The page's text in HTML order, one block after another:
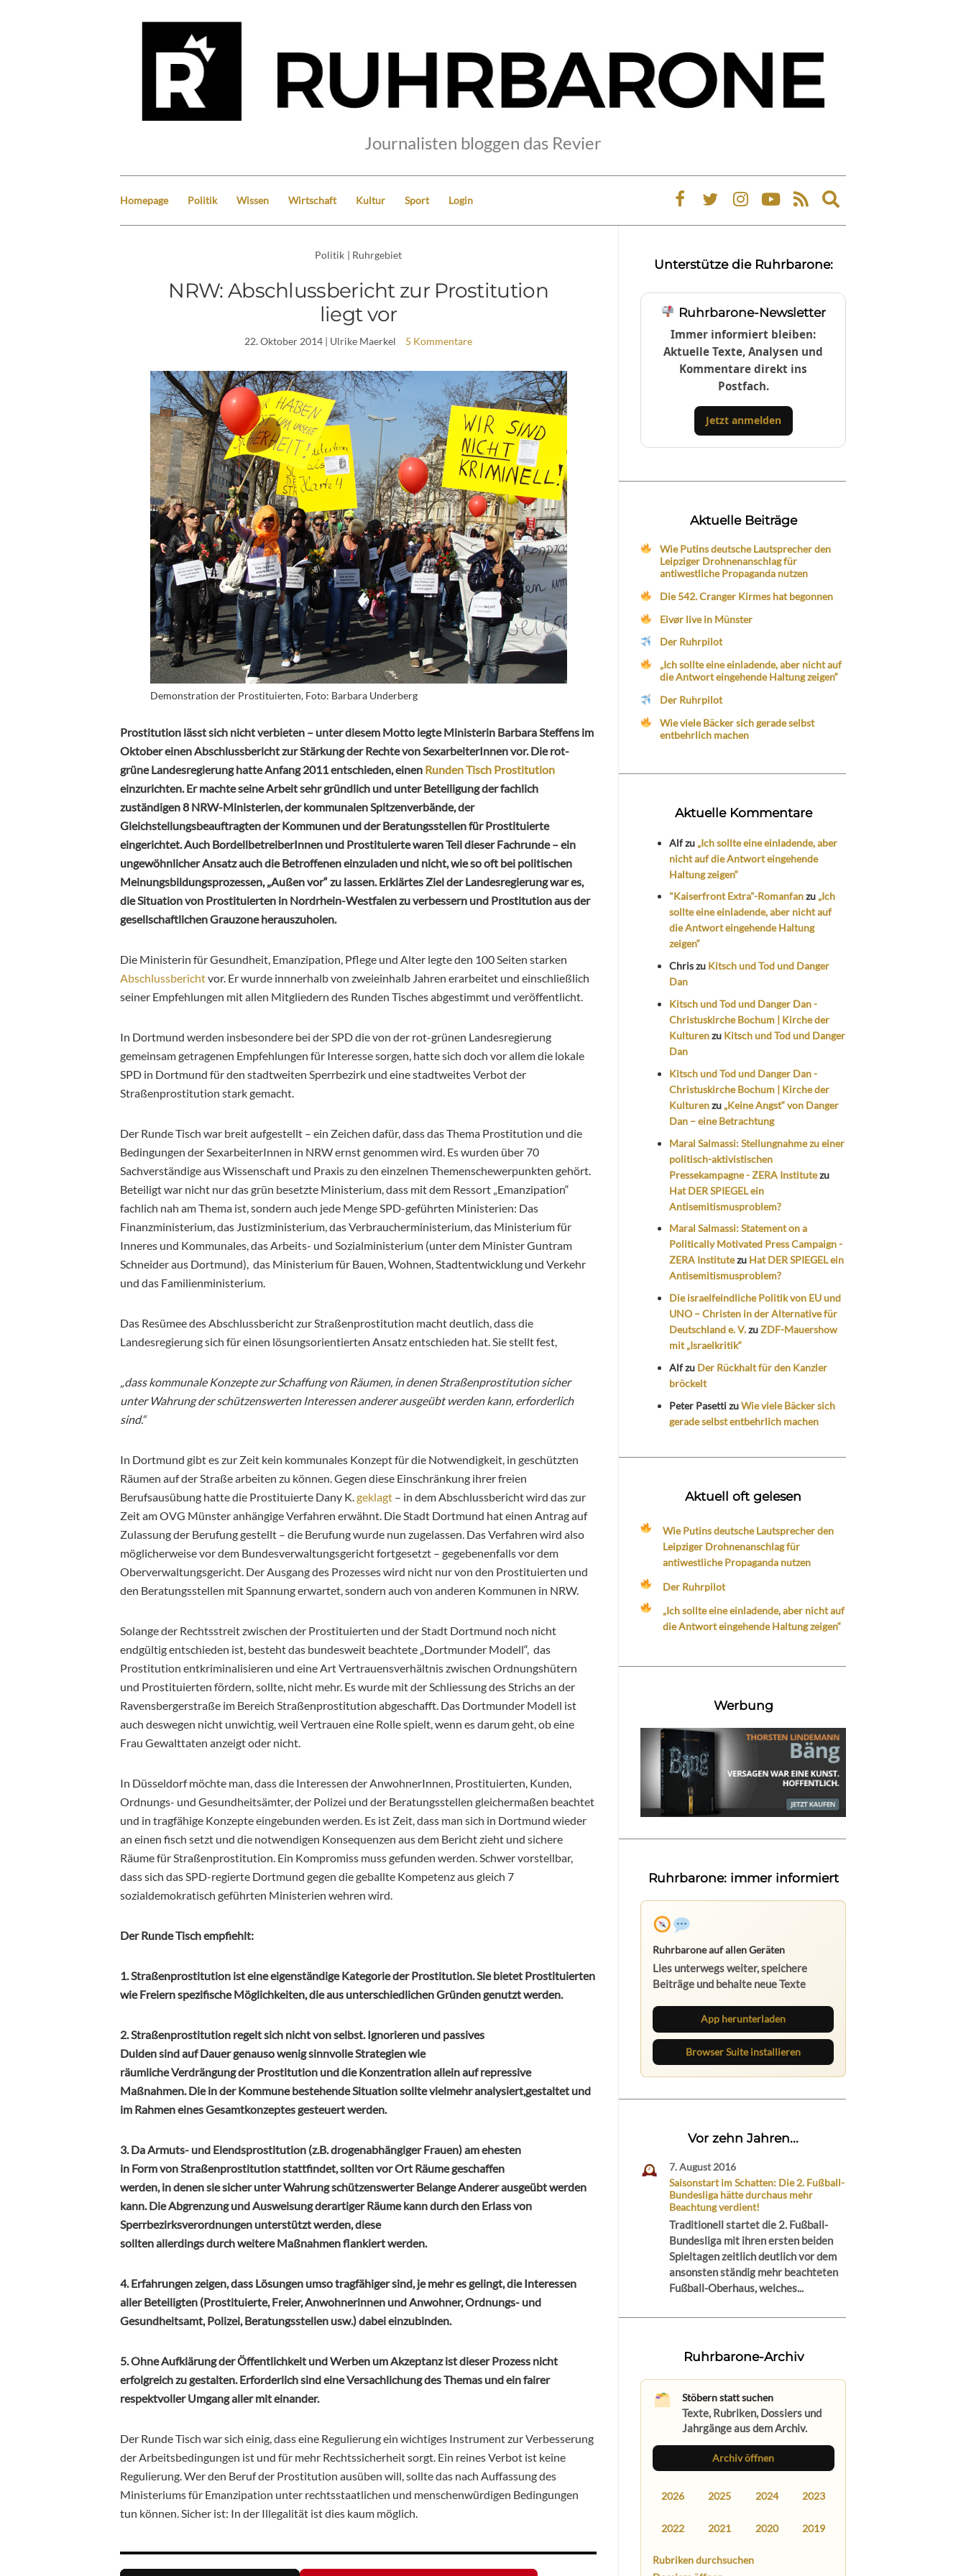
Journalisten bloggen das Revier
Homepage Politik Wissen Wirtschaft Kultur Sport Login
Expand
search
Politik | Ruhrgebiet
NRW: Abschlussbericht zur Prostitution
liegt vor
22. Oktober 2014 | Ulrike Maerkel 5 Kommentare
Demonstration der Prostituierten, Foto: Barbara Underberg
Prostitution lässt sich nicht verbieten – unter diesem Motto legte Ministerin Barbara Steffens im
Oktober einen Abschlussbericht zur Stärkung der Rechte von SexarbeiterInnen vor. Die rot-
grüne Landesregierung hatte Anfang 2011 entschieden, einen Runden Tisch Prostitution
einzurichten. Er machte seine Arbeit sehr gründlich und unter Beteiligung der fachlich
zuständigen 8 NRW-Ministerien, der kommunalen Spitzenverbände, der
Gleichstellungsbeauftragten der Kommunen und der Beratungsstellen für Prostituierte
eingerichtet. Auch BordellbetreiberInnen und Prostituierte waren Teil dieser Fachrunde – ein
ungewöhnlicher Ansatz auch die Betroffenen einzuladen und nicht, wie so oft bei politischen
Meinungsbildungsprozessen, „Außen vor“ zu lassen. Erklärtes Ziel der Landesregierung war es,
die Situation von Prostituierten in Nordrhein-Westfalen zu verbessern und Prostitution aus der
gesellschaftlichen Grauzone herauszuholen.
Die Ministerin für Gesundheit, Emanzipation, Pflege und Alter legte den 100 Seiten starken
Abschlussberichtvor. Er wurde innnerhalb von zweieinhalb Jahren erarbeitet und einschließlich
seiner Empfehlungen mit allen Mitgliedern des Runden Tisches abgestimmt und veröffentlicht.
In Dortmund werden insbesondere bei der SPD die von der rot-grünen Landesregierung
gemeinsam getragenen Empfehlungen für Interesse sorgen, hatte sich doch vor allem die lokale
SPD in Dortmund für den stadtweiten Sperrbezirk und eine stadtweites Verbot der
Straßenprostitution stark gemacht.
Der Runde Tisch war breit aufgestellt – ein Zeichen dafür, dass das Thema Prostitution und die
Bedingungen der SexarbeiterInnen in NRW ernst genommen wird. Es wurden über 70
Sachverständige aus Wissenschaft und Praxis zu den einzelnen Themenschewerpunkten gehört.
Beteiligt war nicht nur das grün besetzte Ministerium, dass mit dem Ressort „Emanzipation“
fachlich nah am Thema ist, sondern auch jede Menge SPD-geführten Ministerien: Das
Finanzministerium, das Justizministerium, das Verbraucherministerium, das Ministerium für
Inneres und Kommunales, das Arbeits- und Sozialministerium (unter dem Minister Guntram
Schneider aus Dortmund), das Ministerium für Bauen, Wohnen, Stadtentwicklung und Verkehr
und das Familienministerium.
Das Resümee des Abschlussbericht zur Straßenprostitution macht deutlich, dass die
Landesregierung sich für einen lösungsorientierten Ansatz entschieden hat. Sie stellt fest,
„dass kommunale Konzepte zur Schaffung von Räumen, in denen Straßenprostitution sicher
unter Wahrung der schützenswerten Interessen anderer ausgeübt werden kann, erforderlich
sind.“
In Dortmund gibt es zur Zeit kein kommunales Konzept für die Notwendigkeit, in geschützten
Räumen auf der Straße arbeiten zu können. Gegen diese Einschränkung ihrer freien
Berufsausübung hatte die Prostituierte Dany K. geklagt – in dem Abschlussbericht wird das zur
Zeit am OVG Münster anhängige Verfahren erwähnt. Die Stadt Dortmund hat einen Antrag auf
Zulassung der Berufung gestellt – die Berufung wurde nun zugelassen. Das Verfahren wird also
möglicherweise vor dem Bundesverwaltungsgericht fortgesetzt – gegebenenfalls vor dem
Oberverwaltungsgericht. Der Ausgang des Prozesses wird nicht nur von den Prostituierten und
den Beratungsstellen mit Spannung erwartet, sondern auch von anderen Kommunen in NRW.
Solange der Rechtsstreit zwischen der Prostituierten und der Stadt Dortmund noch nicht
endgültig entschieden ist, besteht das bundesweit beachtete „Dortmunder Modell“, das
Prostitution entkriminalisieren und eine Art Vertrauensverhältnis zwischen Ordnungshütern
und Prostituierten fördern, sollte, nicht mehr. Es wurde mit der Schliessung des Strichs an der
Ravensbergerstraße im Bereich Straßenprostitution abgeschafft. Das Dortmunder Modell ist
auch deswegen nicht unwichtig, weil Vertrauen eine Rolle spielt, wenn es darum geht, ob eine
Frau Gewalttaten anzeigt oder nicht.
In Düsseldorf möchte man, dass die Interessen der AnwohnerInnen, Prostituierten, Kunden,
Ordnungs- und Gesundheitsämter, der Polizei und der Beratungsstellen gleichermaßen beachtet
und in tragfähige Konzepte eingebunden werden. Es ist Zeit, dass man sich in Dortmund wieder
an einen fisch setzt und die notwendigen Konsequenzen aus dem Bericht zieht und sichere
Räume für Straßenprostitution. Ein Kompromiss muss gefunden werden. Schwer vorstellbar,
dass sich das SPD-regierte Dortmund gegen die geballte Kompetenz aus gleich 7
sozialdemokratisch geführten Ministerien wehren wird.
Der Runde Tisch empfiehlt:
1. Straßenprostitution ist eine eigenständige Kategorie der Prostitution. Sie bietet Prostituierten
wie Freiern spezifische Möglichkeiten, die aus unterschiedlichen Gründen genutzt werden.
2. Straßenprostitution regelt sich nicht von selbst. Ignorieren und passives
Dulden sind auf Dauer genauso wenig sinnvolle Strategien wie
räumliche Verdrängung der Prostitution und die Konzentration allein auf repressive
Maßnahmen. Die in der Kommune bestehende Situation sollte vielmehr analysiert,gestaltet und
im Rahmen eines Gesamtkonzeptes gesteuert werden.
3. Da Armuts- und Elendsprostitution (z.B. drogenabhängiger Frauen) am ehesten
in Form von Straßenprostitution stattfindet, sollten vor Ort Räume geschaffen
werden, in denen sie sicher unter Wahrung schützenswerter Belange Anderer ausgeübt werden
kann. Die Abgrenzung und Ausweisung derartiger Räume kann durch den Erlass von
Sperrbezirksverordnungen unterstützt werden, diese
sollten allerdings durch weitere Maßnahmen flankiert werden.
4. Erfahrungen zeigen, dass Lösungen umso tragfähiger sind, je mehr es gelingt, die Interessen
aller Beteiligten (Prostituierte, Freier, Anwohnerinnen und Anwohner, Ordnungs- und
Gesundheitsamt, Polizei, Beratungsstellen usw.) dabei einzubinden.
5. Ohne Aufklärung der Öffentlichkeit und Werben um Akzeptanz ist dieser Prozess nicht
erfolgreich zu gestalten. Erforderlich sind eine Versachlichung des Themas und ein fairer
respektvoller Umgang aller mit einander.
Der Runde Tisch war sich einig, dass eine Regulierung ein wichtiges Instrument zur Verbesserung
der Arbeitsbedingungen ist und für mehr Rechtssicherheit sorgt. Ein reines Verbot ist keine
Regulierung. Wer den Beruf der Prostitution ausüben will, sollte das nach Auffassung des
Ministeriums für Emanzipation unter rechtsstaatlichen und menschenwürdigen Bedingungen
tun können. Sicher ist: In der Illegalität ist dies kaum möglich.
Unterstütze die Ruhrbarone:
Ruhrbarone-Newsletter
Immer informiert bleiben:
Aktuelle Texte, Analysen und
Kommentare direkt ins
Postfach.
Jetzt anmelden
Aktuelle Beiträge
Wie Putins deutsche Lautsprecher den
Leipziger Drohnenanschlag für
antiwestliche Propaganda nutzen
Die 542. Cranger Kirmes hat begonnen
Eivør live in Münster
Der Ruhrpilot
„Ich sollte eine einladende, aber nicht auf
die Antwort eingehende Haltung zeigen“
Der Ruhrpilot
Wie viele Bäcker sich gerade selbst
entbehrlich machen
Aktuelle Kommentare
Alfzu „Ich sollte eine einladende, aber
nicht auf die Antwort eingehende
Haltung zeigen“
"Kaiserfront Extra"-Romanfanzu „Ich
sollte eine einladende, aber nicht auf
die Antwort eingehende Haltung
zeigen“
Chriszu Kitsch und Tod und Danger
Dan
Kitsch und Tod und Danger Dan -
Christuskirche Bochum | Kirche der
Kulturenzu Kitsch und Tod und Danger
Dan
Kitsch und Tod und Danger Dan -
Christuskirche Bochum | Kirche der
Kulturenzu „Keine Angst“ von Danger
Dan – eine Betrachtung
Maral Salmassi: Stellungnahme zu einer
politisch-aktivistischen
Pressekampagne - ZERA Institutezu
Hat DER SPIEGEL ein
Antisemitismusproblem?
Maral Salmassi: Statement on a
Politically Motivated Press Campaign -
ZERA Institutezu Hat DER SPIEGEL ein
Antisemitismusproblem?
Die israelfeindliche Politik von EU und
UNO – Christen in der Alternative für
Deutschland e. V.zuZDF-Mauershow
mit „Israelkritik“
Alfzu Der Rückhalt für den Kanzler
bröckelt
Peter PasettizuWie viele Bäcker sich
gerade selbst entbehrlich machen
Aktuell oft gelesen
Wie Putins deutsche Lautsprecher den
Leipziger Drohnenanschlag für
antiwestliche Propaganda nutzen
Der Ruhrpilot
„Ich sollte eine einladende, aber nicht auf
die Antwort eingehende Haltung zeigen“
Werbung
Ruhrbarone: immer informiert
Ruhrbarone auf allen Geräten
Lies unterwegs weiter, speichere
Beiträge und behalte neue Texte
direkt im Browser im Blick.
App herunterladen
Browser Suite installieren
Vor zehn Jahren...
7. August 2016
Saisonstart im Schatten: Die 2. Fußball-
Bundesliga hätte durchaus mehr
Beachtung verdient!
Traditionell startet die 2. Fußball-
Bundesliga mit ihren ersten beiden
Spieltagen zeitlich deutlich vor dem
ansonsten ständig mehr beachteten
Fußball-Oberhaus, welches...
Ruhrbarone-Archiv
Stöbern statt suchen
Texte, Rubriken, Dossiers und
Jahrgänge aus dem Archiv.
Archiv öffnen
2026 2025 2024 2023
2022 2021 2020 2019
Rubriken durchsuchen